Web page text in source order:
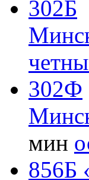
302Б
302Ф
мин
856Б